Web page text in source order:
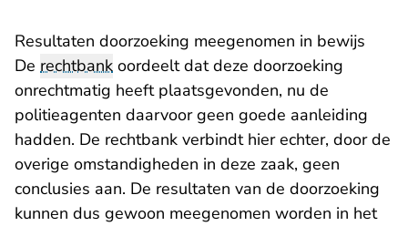
Resultaten doorzoeking meegenomen in bewijs
De rechtbank oordeelt dat deze doorzoeking
onrechtmatig heeft plaatsgevonden, nu de
politieagenten daarvoor geen goede aanleiding
hadden. De rechtbank verbindt hier echter, door de
overige omstandigheden in deze zaak, geen
conclusies aan. De resultaten van de doorzoeking
kunnen dus gewoon meegenomen worden in het